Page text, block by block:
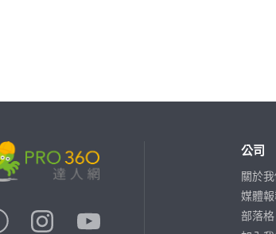
公司
關於
媒體
部落格